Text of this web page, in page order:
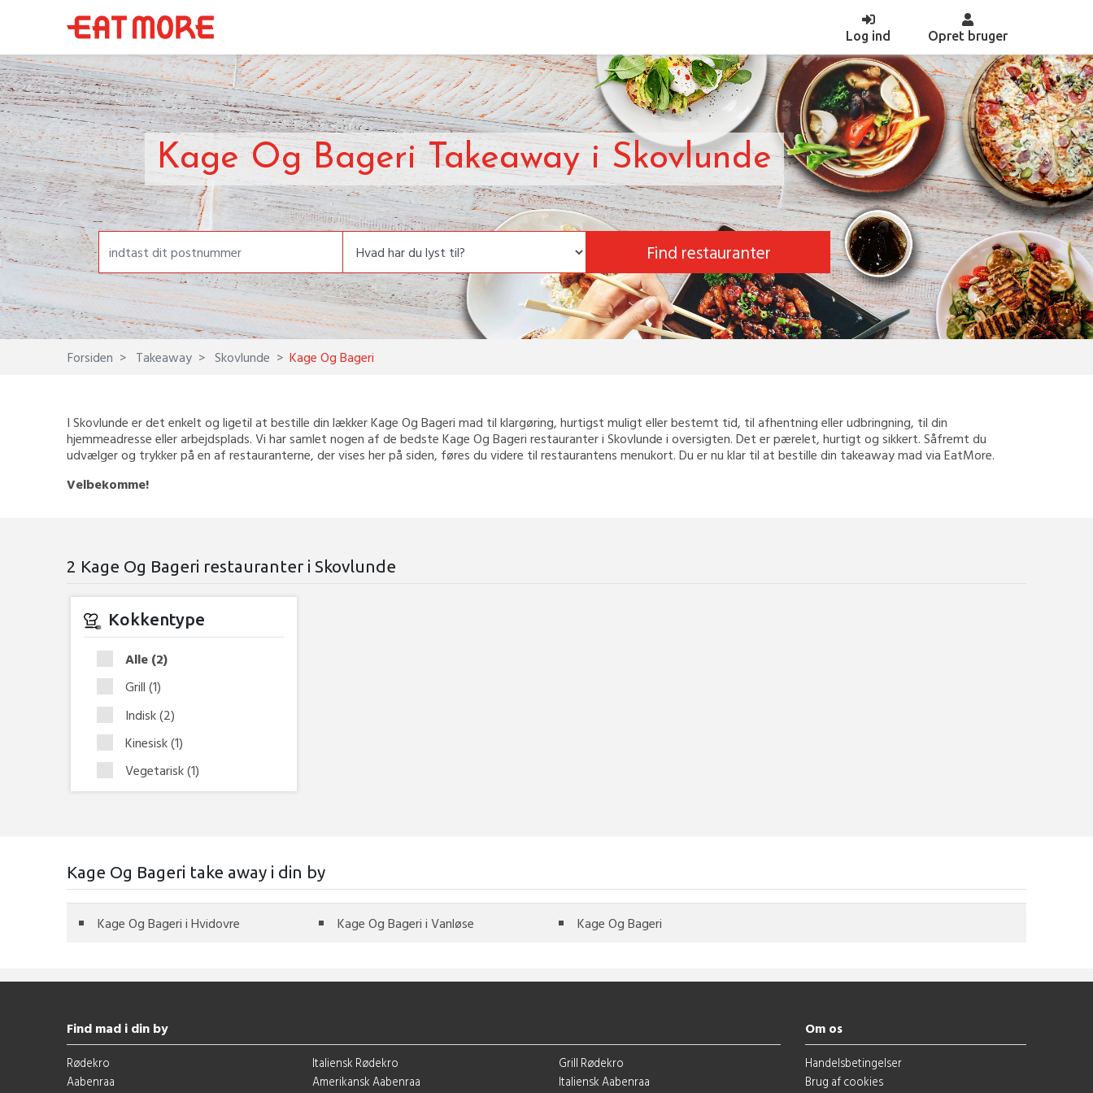
Log ind (current)Opret bruger
Kage Og Bageri Takeaway i Skovlunde
Find restauranter
Forsiden Takeaway Skovlunde Kage Og Bageri
I Skovlunde er det enkelt og ligetil at bestille din lækker Kage Og Bageri mad til klargøring, hurtigst muligt eller bestemt tid, til afhentning eller udbringning, til din
hjemmeadresse eller arbejdsplads. Vi har samlet nogen af de bedste Kage Og Bageri restauranter i Skovlunde i oversigten. Det er pærelet, hurtigt og sikkert. Såfremt du
udvælger og trykker på en af restauranterne, der vises her på siden, føres du videre til restaurantens menukort. Du er nu klar til at bestille din takeaway mad via EatMore.
Velbekomme!
2 Kage Og Bageri restauranter i Skovlunde
Kokkentype
Alle (2)
Grill (1)
Indisk(2)
Kinesisk(1)
Vegetarisk(1)
Kage Og Bageri take away i din by
Kage Og Bageri i Hvidovre Kage Og Bageri i Vanløse Kage Og Bageri
Find mad i din by
Rødekro
Aabenraa
Italiensk Rødekro
Amerikansk Aabenraa
Grill Rødekro
Italiensk Aabenraa
Om os
Handelsbetingelser
Brug af cookies